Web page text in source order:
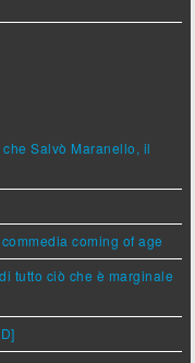
Salvò Maranello, il
coming of age
tutto ciò che è marginale